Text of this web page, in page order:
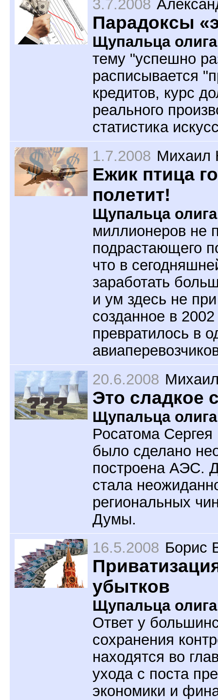
3.7.2008
Парадоксы
Щупальца
тему "успешно
расписывается
кредитов, курс
реального
статистика
1.7.2008 Михаил
Ежик птица
полетит!
Щупальца
миллионеров не
подрастающего
что в
заработать
и ум здесь не
созданное в
превратилось в
20.6.2008
Это сладкое
Щупальца
Росатома Сергея
было сделано
построена АЭС.
стала
региональных
Думы.
16.5.2008 Борис
убытков
Щупальца
Ответ у
сохранения
находятся во
ухода с поста
экономики и